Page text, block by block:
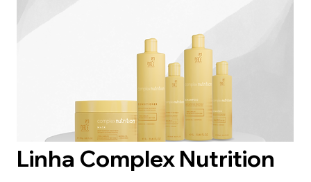
Linha Complex Nutrition